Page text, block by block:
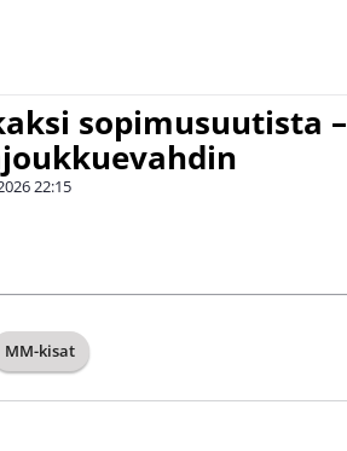
sopimusuutista –
22:15
MM-kisat